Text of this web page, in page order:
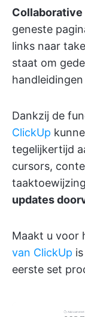
Collaborative
geneste
links naar
staat om
Dankzij de
ClickUp
tegelijkertijd
cursors,
updates
Maakt u voor
van ClickUp
eerste set